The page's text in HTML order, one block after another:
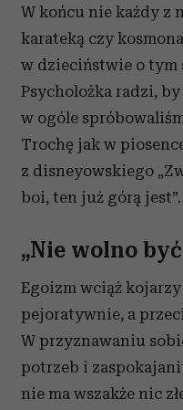
W końcu nie każdy z
karateką czy
w dzieciństwie o tym
Psycholożka radzi,
w ogóle
Trochę jak w
z disneyowskiego
boi, ten już górą jest”.
„Nie wolno
Egoizm wciąż
pejoratywnie, a
W przyznawaniu
potrzeb i
nie ma wszakże nic